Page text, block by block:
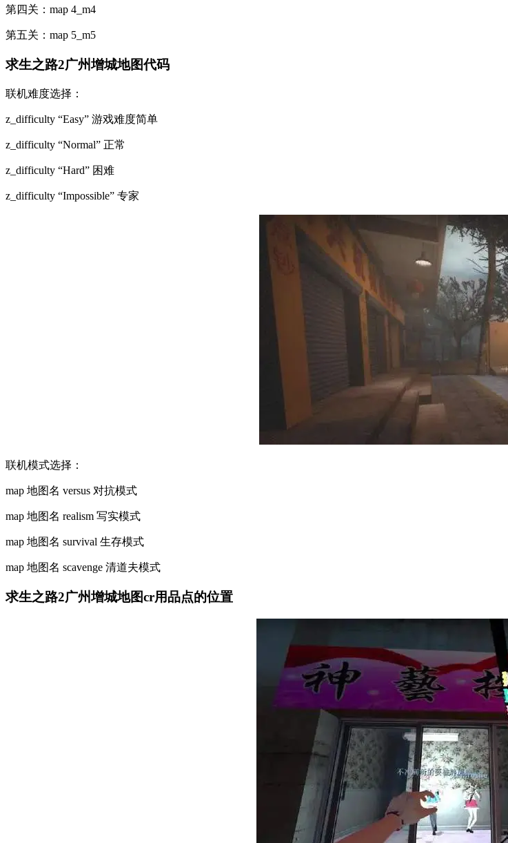
第四关：map 4_m4
第五关：map 5_m5
求生之路2广州增城地图代码
联机难度选择：
z_difficulty “Easy” 游戏难度简单
z_difficulty “Normal” 正常
z_difficulty “Hard” 困难
z_difficulty “Impossible” 专家
联机模式选择：
map 地图名 versus 对抗模式
map 地图名 realism 写实模式
map 地图名 survival 生存模式
map 地图名 scavenge 清道夫模式
求生之路2广州增城地图cr用品点的位置